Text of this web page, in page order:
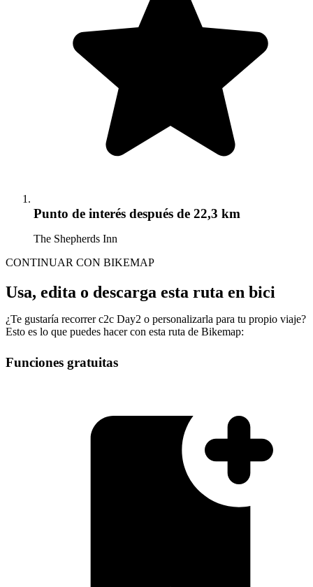
Punto de interés después de 22,3 km
The Shepherds Inn
CONTINUAR CON BIKEMAP
Usa, edita o descarga esta ruta en bici
¿Te gustaría recorrer c2c Day2 o personalizarla para tu propio viaje?
Esto es lo que puedes hacer con esta ruta de Bikemap:
Funciones gratuitas